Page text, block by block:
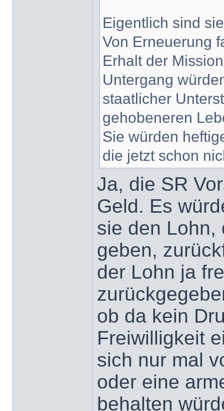
Eigentlich sind
Von Erneuerung
Erhalt der
Untergang
staatlicher
gehobeneren
Sie würden
die jetzt schon
Ja, die SR
Geld. Es
sie den Lohn,
geben,
der Lohn ja
ob da kein
Freiwilligkeit
sich nur mal
oder eine
behalten